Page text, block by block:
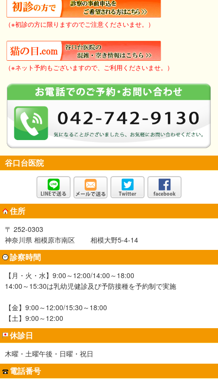
（※初診の方に限りますのでご注意くださいませ。）
（※ネット予約もございますので、ご利用くださいませ。）
谷口台医院
住所
〒 252-0303
神奈川県 相模原市南区 相模大野5-4-14
診察時間
【月・火・水】9:00～12:00/14:00～18:00
14:00～15:30は乳幼児健診及び予防接種を予約制で実施
【金】9:00～12:00/15:30～18:00
【土】9:00～12:00
休診日
木曜・土曜午後・日曜・祝日
電話番号